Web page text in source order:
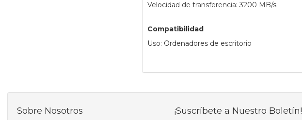
Velocidad de transferencia: 3200 MB/s
Compatibilidad
Uso: Ordenadores de escritorio
Sobre Nosotros ¡Suscríbete a Nuestro Boletín!